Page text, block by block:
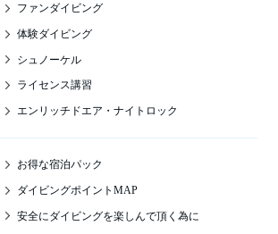
ファンダイビング
体験ダイビング
シュノーケル
ライセンス講習
エンリッチドエア・ナイトロック
お得な宿泊パック
ダイビングポイントMAP
安全にダイビングを楽しんで頂く為に